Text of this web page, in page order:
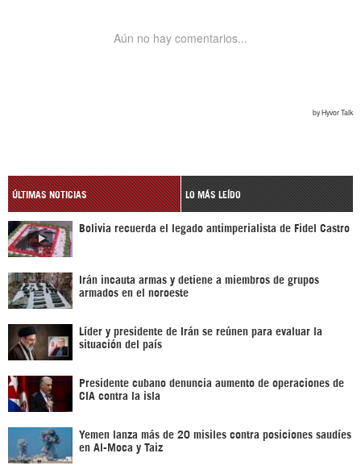
ÚLTIMAS NOTICIAS LO MÁS LEÍDO
Bolivia recuerda el legado antimperialista de Fidel Castro
Irán incauta armas y detiene a miembros de grupos
armados en el noroeste
Líder y presidente de Irán se reúnen para evaluar la
situación del país
Presidente cubano denuncia aumento de operaciones de
CIA contra la isla
Yemen lanza más de 20 misiles contra posiciones saudíes
en Al-Moca y Taiz